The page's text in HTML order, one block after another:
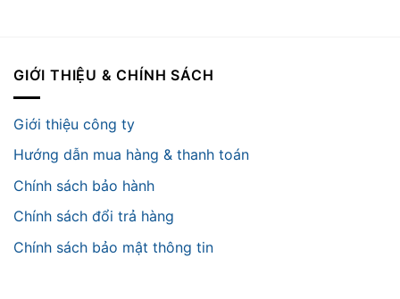
GIỚI THIỆU & CHÍNH SÁCH
Giới thiệu công ty
Hướng dẫn mua hàng & thanh toán
Chính sách bảo hành
Chính sách đổi trả hàng
Chính sách bảo mật thông tin